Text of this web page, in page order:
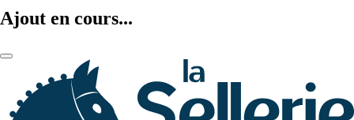
Ajout en cours...